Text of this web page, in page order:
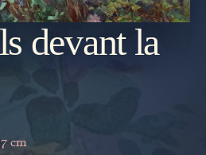
devant la
cm